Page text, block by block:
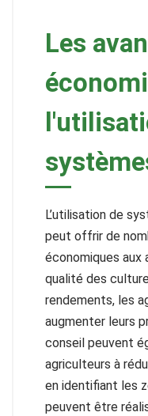
Les
L’utilisation de
peut offrir de
économiques aux
qualité des
rendements, les
augmenter leurs
conseil peuvent
agriculteurs à
en identifiant les
peuvent être